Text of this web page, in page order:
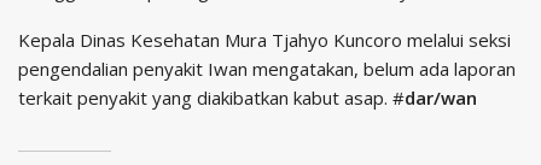
Kepala Dinas Kesehatan Mura Tjahyo Kuncoro melalui seksi
pengendalian penyakit Iwan mengatakan, belum ada laporan
terkait penyakit yang diakibatkan kabut asap. #dar/wan